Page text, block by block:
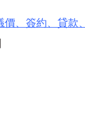
、簽約、貸款